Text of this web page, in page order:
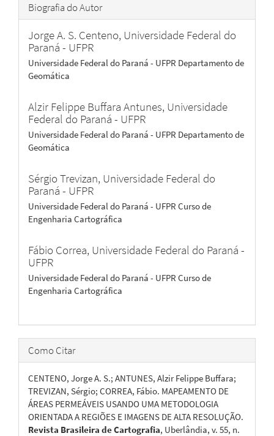
Biografia do Autor
Jorge A. S. Centeno, Universidade Federal do
Paraná - UFPR
Universidade Federal do Paraná - UFPR Departamento de
Geomática
Alzir Felippe Buffara Antunes, Universidade
Federal do Paraná - UFPR
Universidade Federal do Paraná - UFPR Departamento de
Geomática
Sérgio Trevizan, Universidade Federal do
Paraná - UFPR
Universidade Federal do Paraná - UFPR Curso de
Engenharia Cartográfica
Fábio Correa, Universidade Federal do Paraná -
UFPR
Universidade Federal do Paraná - UFPR Curso de
Engenharia Cartográfica
Como Citar
CENTENO, Jorge A. S.; ANTUNES, Alzir Felippe Buffara;
TREVIZAN, Sérgio; CORREA, Fábio. MAPEAMENTO DE
ÁREAS PERMEÁVEIS USANDO UMA METODOLOGIA
ORIENTADA A REGIÕES E IMAGENS DE ALTA RESOLUÇÃO.
Revista Brasileira de Cartografia, Uberlândia, v. 55, n.